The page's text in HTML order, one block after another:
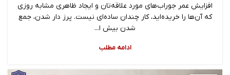
افزایش عمر جوراب‌های مورد علاقه‌تان و ایجاد ظاهری مشابه روزی
که آن‌ها را خریده‌اید، کار چندان ساده‌ای نیست. پرز دار شدن، جمع
شدن بیش ا...
ادامه مطلب